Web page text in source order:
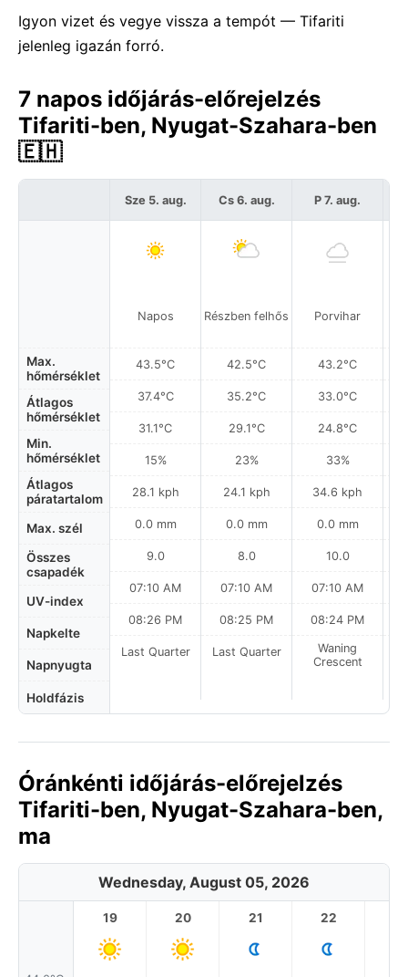
Igyon vizet és vegye vissza a tempót — Tifariti
jelenleg igazán forró.
7 napos időjárás-előrejelzés
Tifariti-ben, Nyugat-Szahara-ben
🇪🇭
Max.
hőmérséklet
Átlagos
hőmérséklet
Min.
hőmérséklet
Átlagos
páratartalom
Max. szél
Összes
csapadék
UV-index
Napkelte
Napnyugta
Holdfázis
Sze 5. aug.
Napos
43.5°C
37.4°C
31.1°C
15%
28.1 kph
0.0 mm
9.0
07:10 AM
08:26 PM
Last Quarter
Cs 6. aug.
Részben felhős
42.5°C
35.2°C
29.1°C
23%
24.1 kph
0.0 mm
8.0
07:10 AM
08:25 PM
Last Quarter
P 7. aug.
Porvihar
43.2°C
33.0°C
24.8°C
33%
34.6 kph
0.0 mm
10.0
07:10 AM
08:24 PM
Waning
Crescent
Óránkénti időjárás-előrejelzés
Tifariti-ben, Nyugat-Szahara-ben,
ma
Wednesday, August 05, 2026
19 20 21 22